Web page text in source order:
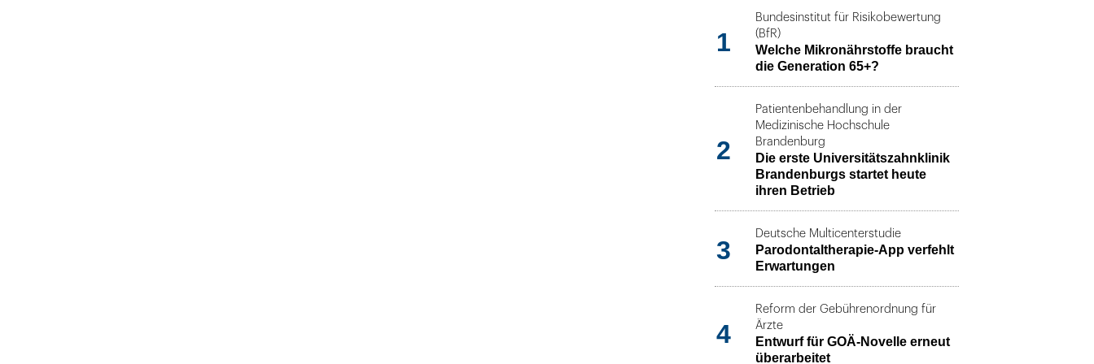
1
Bundesinstitut für Risikobewertung
(BfR)
Welche Mikronährstoffe braucht
die Generation 65+?
2
Patientenbehandlung in der
Medizinische Hochschule
Brandenburg
Die erste Universitätszahnklinik
Brandenburgs startet heute
ihren Betrieb
3
Deutsche Multicenterstudie
Parodontaltherapie-App verfehlt
Erwartungen
4
Reform der Gebührenordnung für
Ärzte
Entwurf für GOÄ-Novelle erneut
überarbeitet